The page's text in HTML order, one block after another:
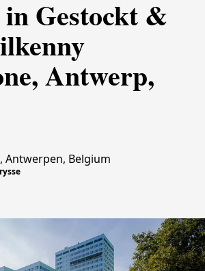
Gestockt &
Antwerp,
Antwerpen, Belgium